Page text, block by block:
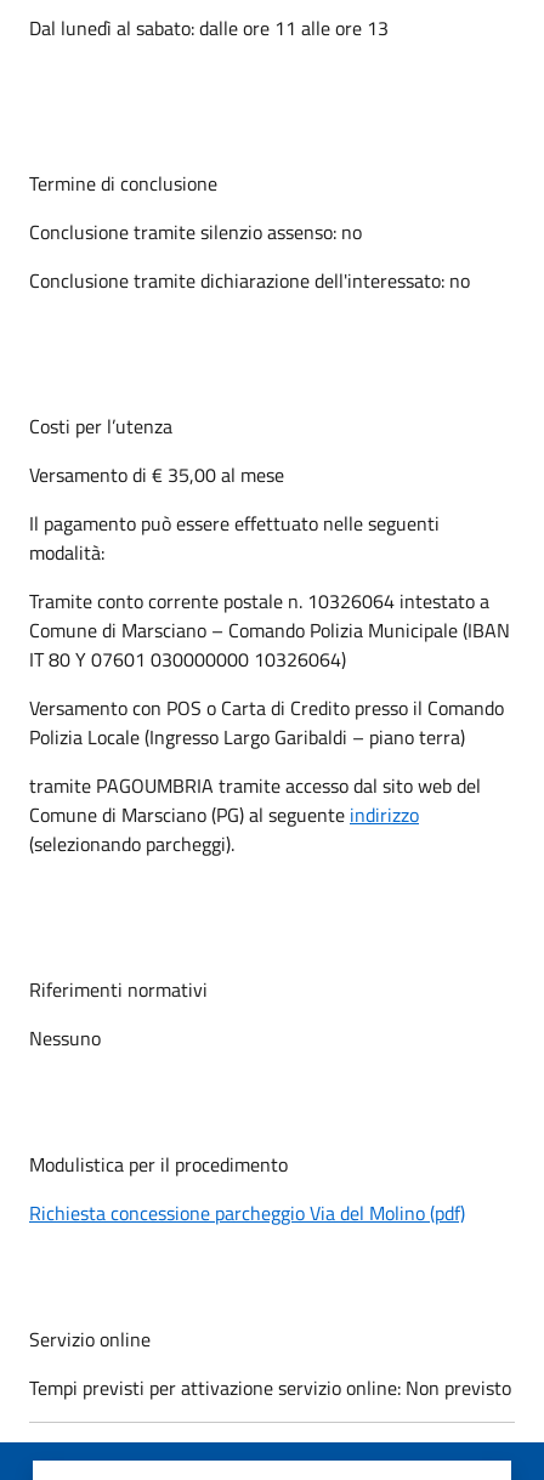
Dal lunedì al sabato: dalle ore 11 alle ore 13
Termine di conclusione
Conclusione tramite silenzio assenso: no
Conclusione tramite dichiarazione dell'interessato: no
Costi per l’utenza
Versamento di € 35,00 al mese
Il pagamento può essere effettuato nelle seguenti
modalità:
Tramite conto corrente postale n. 10326064 intestato a
Comune di Marsciano – Comando Polizia Municipale (IBAN
IT 80 Y 07601 030000000 10326064)
Versamento con POS o Carta di Credito presso il Comando
Polizia Locale (Ingresso Largo Garibaldi – piano terra)
tramite PAGOUMBRIA tramite accesso dal sito web del
Comune di Marsciano (PG) al seguente indirizzo
(selezionando parcheggi).
Riferimenti normativi
Nessuno
Modulistica per il procedimento
Richiesta concessione parcheggio Via del Molino (pdf)
Servizio online
Tempi previsti per attivazione servizio online: Non previsto